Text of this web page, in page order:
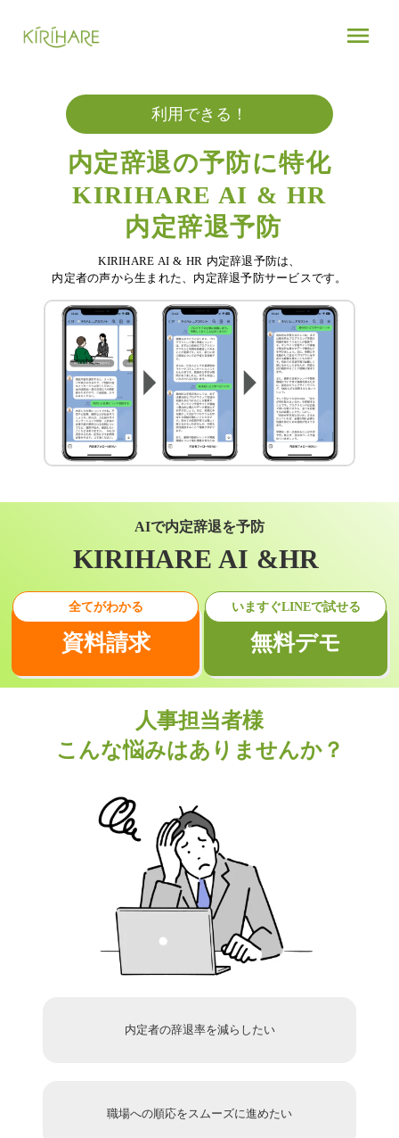
利用できる！
内定辞退の予防に特化
KIRIHARE AI & HR
内定辞退予防
KIRIHARE AI & HR 内定辞退予防は、
内定者の声から生まれた、内定辞退予防サービスです。
menu
AIで内定辞退を予防
KIRIHARE AI &HR
資料請求
全てがわかる
無料デモ
いますぐLINEで試せる
人事担当者様
こんな悩みはありませんか？
内定者の辞退率を減らしたい
職場への順応をスムーズに進めたい